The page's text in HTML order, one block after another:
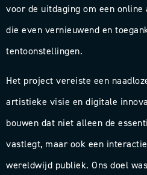
voor de uitdaging om een
die even vernieuwend en
tentoonstellingen.
Het project vereiste een
artistieke visie en digitale
bouwen dat niet alleen de
vastlegt, maar ook een
wereldwijd publiek. Ons doel